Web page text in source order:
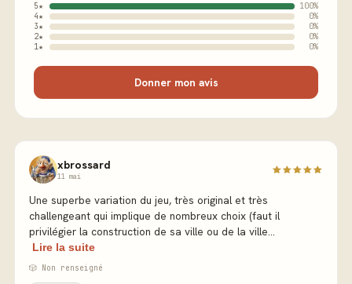
5★
100%
4★
0%
3★
0%
2★
0%
1★
0%
Donner mon avis
xbrossard
11 mai
Une superbe variation du jeu, très original et très
challengeant qui implique de nombreux choix (faut il
privilégier la construction de sa ville ou de la ville...
Lire la suite
🎲 Non renseigné